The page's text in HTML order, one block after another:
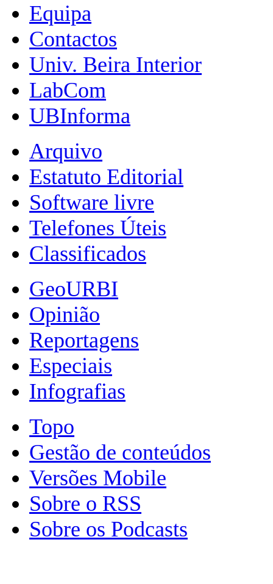
Equipa
Contactos
Univ. Beira Interior
LabCom
UBInforma
Arquivo
Estatuto Editorial
Software livre
Telefones Úteis
Classificados
GeoURBI
Opinião
Reportagens
Especiais
Infografias
Topo
Gestão de conteúdos
Versões Mobile
Sobre o RSS
Sobre os Podcasts